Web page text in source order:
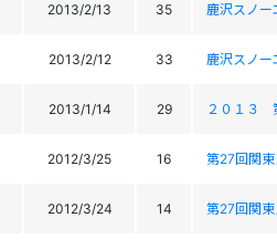
2013/2/13 35 鹿沢スノ
2013/2/12 33 鹿沢スノ
2013/1/14 29 ２０１３
2012/3/25 16 第27回関東
2012/3/24 14 第27回関東